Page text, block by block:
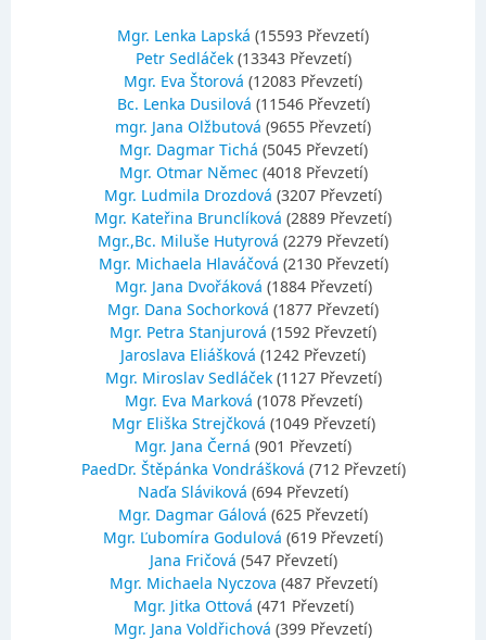
Mgr. Lenka Lapská (15593 Převzetí)
Petr Sedláček (13343 Převzetí)
Mgr. Eva Štorová (12083 Převzetí)
Bc. Lenka Dusilová (11546 Převzetí)
mgr. Jana Olžbutová (9655 Převzetí)
Mgr. Dagmar Tichá (5045 Převzetí)
Mgr. Otmar Němec (4018 Převzetí)
Mgr. Ludmila Drozdová (3207 Převzetí)
Mgr. Kateřina Brunclíková (2889 Převzetí)
Mgr.,Bc. Miluše Hutyrová (2279 Převzetí)
Mgr. Michaela Hlaváčová (2130 Převzetí)
Mgr. Jana Dvořáková (1884 Převzetí)
Mgr. Dana Sochorková (1877 Převzetí)
Mgr. Petra Stanjurová (1592 Převzetí)
Jaroslava Eliášková (1242 Převzetí)
Mgr. Miroslav Sedláček (1127 Převzetí)
Mgr. Eva Marková (1078 Převzetí)
Mgr Eliška Strejčková (1049 Převzetí)
Mgr. Jana Černá (901 Převzetí)
PaedDr. Štěpánka Vondrášková (712 Převzetí)
Naďa Sláviková (694 Převzetí)
Mgr. Dagmar Gálová (625 Převzetí)
Mgr. Ľubomíra Godulová (619 Převzetí)
Jana Fričová (547 Převzetí)
Mgr. Michaela Nyczova (487 Převzetí)
Mgr. Jitka Ottová (471 Převzetí)
Mgr. Jana Voldřichová (399 Převzetí)